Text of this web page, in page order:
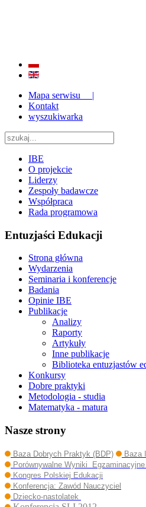
Mapa serwisu |
Kontakt
wyszukiwarka
IBE
O projekcie
Liderzy
Zespoły badawcze
Współpraca
Rada programowa
Entuzjaści Edukacji
Strona główna
Wydarzenia
Seminaria i konferencje
Badania
Opinie IBE
Publikacje
Analizy
Raporty
Artykuły
Inne publikacje
Biblioteka entuzjastów
Konkursy
Dobre praktyki
Metodologia - studia
Matematyka - matura
Nasze strony
Baza Dobrych Praktyk (BDP)
Baza
Porównywalne Wyniki
Kongres Polskiej Edukacji
Konferencja: Zawód Nauczyciel
Dziecko-nastolatek